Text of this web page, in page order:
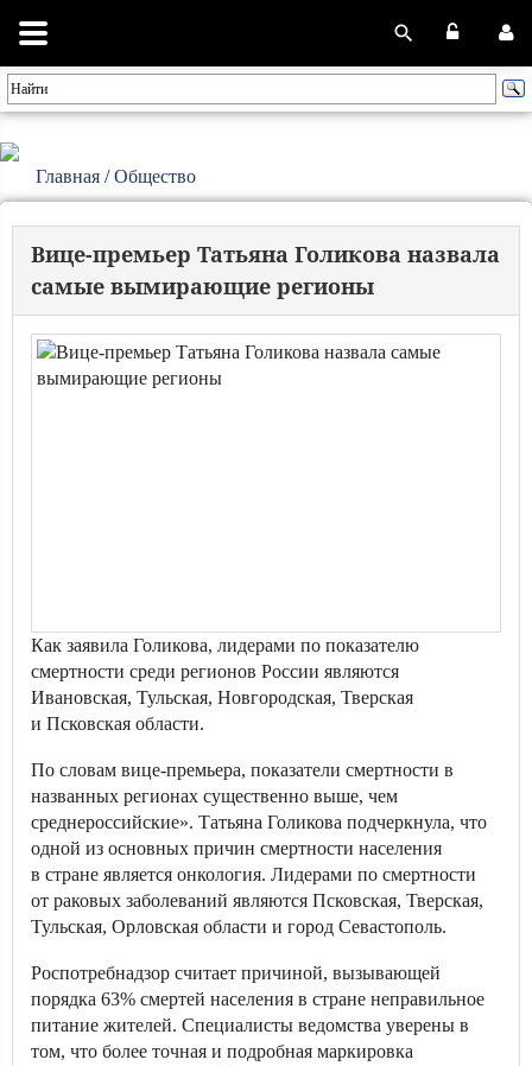
Главная /Общество
Вице-премьер Татьяна Голикова назвала
самые вымирающие регионы
Как заявила Голикова, лидерами по показателю
смертности среди регионов России являются
Ивановская, Тульская, Новгородская, Тверская
и Псковская области.
По словам вице-премьера, показатели смертности в
названных регионах существенно выше, чем
среднероссийские». Татьяна Голикова подчеркнула, что
одной из основных причин смертности населения
в стране является онкология. Лидерами по смертности
от раковых заболеваний являются Псковская, Тверская,
Тульская, Орловская области и город Севастополь.
Роспотребнадзор считает причиной, вызывающей
порядка 63% смертей населения в стране неправильное
питание жителей. Специалисты ведомства уверены в
том, что более точная и подробная маркировка